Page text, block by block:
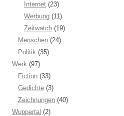
Internet (23)
Werbung (11)
Zeitwatch (19)
Menschen (24)
Politik (35)
Werk (97)
Fiction (33)
Gedichte (3)
Zeichnungen (40)
Wuppertal (2)